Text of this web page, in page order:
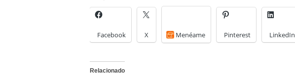
Facebook X Menéame Pinterest LinkedIn
Relacionado